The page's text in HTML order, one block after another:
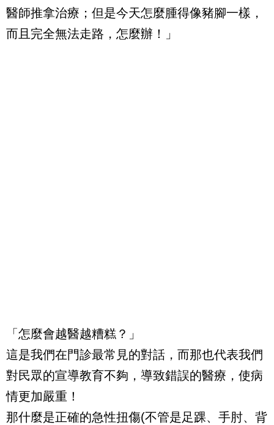
醫師推拿治療；但是今天怎麼腫得像豬腳一樣，
而且完全無法走路，怎麼辦！」
「怎麼會越醫越糟糕？」
這是我們在門診最常見的對話，而那也代表我們
對民眾的宣導教育不夠，導致錯誤的醫療，使病
情更加嚴重！
那什麼是正確的急性扭傷(不管是足踝、手肘、背